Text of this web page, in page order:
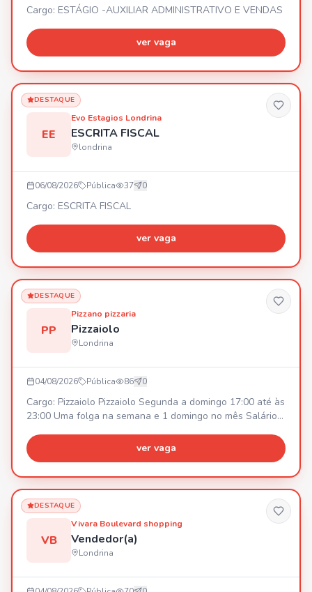
Cargo: ESTÁGIO -AUXILIAR ADMINISTRATIVO E VENDAS
ver vaga
DESTAQUE
EE
Evo Estagios Londrina
ESCRITA FISCAL
londrina
06/08/2026 Pública 37 0
Cargo: ESCRITA FISCAL
ver vaga
DESTAQUE
PP
Pizzano pizzaria
Pizzaiolo
Londrina
04/08/2026 Pública 86 0
Cargo: Pizzaiolo Pizzaiolo Segunda a domingo 17:00 até às
23:00 Uma folga na semana e 1 domingo no mês Salário
desenvolvimento.
ver vaga
DESTAQUE
VB
Vivara Boulevard shopping
Vendedor(a)
Londrina